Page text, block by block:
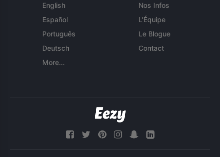
English
Español
Português
Deutsch
More...
Nos Infos
L'Équipe
Le Blogue
Contact